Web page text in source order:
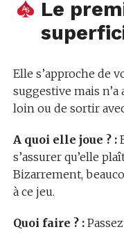
Le
Elle s’approche de
suggestive mais
loin ou de sortir
A quoi elle joue ? :
s’assurer qu’elle
Bizarrement,
à ce jeu.
Quoi faire ? :